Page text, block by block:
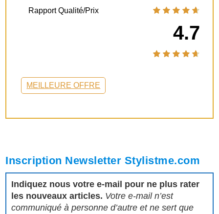
Rapport Qualité/Prix
4.7
MEILLEURE OFFRE
Inscription Newsletter Stylistme.com
Indiquez nous votre e-mail pour ne plus rater
les nouveaux articles. Votre e-mail n’est
communiqué à personne d’autre et ne sert que